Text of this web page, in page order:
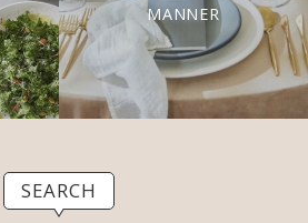
MANNER
SEARCH